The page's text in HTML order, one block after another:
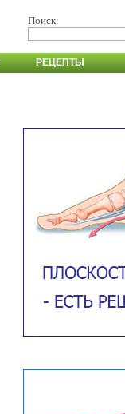
Поиск:
РЕЦЕПТЫ